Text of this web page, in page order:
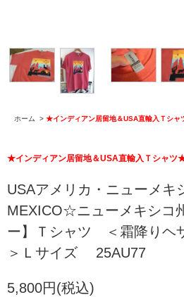
ホーム > ★インディアン居留地＆USA直輸入Ｔシ
★インディアン居留地＆USA直輸入Ｔシャツ
USAアメリカ・ニューメキ
MEXICO☆ニューメキシコ
ー】Ｔシャツ ＜霜降りヘ
＞Ｌサイズ 25AU77
5,800円(税込)